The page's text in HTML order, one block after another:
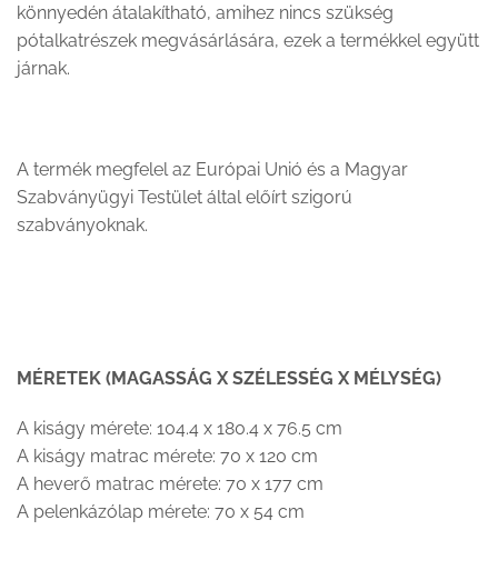
könnyedén átalakítható, amihez nincs szükség
pótalkatrészek megvásárlására, ezek a termékkel együtt
járnak.
A termék megfelel az Európai Unió és a Magyar
Szabványügyi Testület által előírt szigorú
szabványoknak.
MÉRETEK (MAGASSÁG X SZÉLESSÉG X MÉLYSÉG)
A kiságy mérete: 104.4 x 180.4 x 76.5 cm
A kiságy matrac mérete: 70 x 120 cm
A heverő matrac mérete: 70 x 177 cm
A pelenkázólap mérete: 70 x 54 cm